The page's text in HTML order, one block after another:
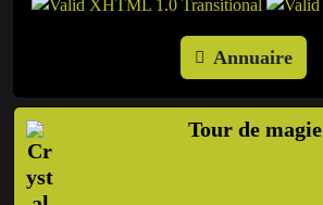
Annuaire
Tour de magie